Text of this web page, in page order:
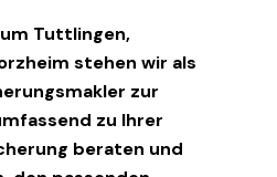
Tuttlingen,
stehen wir als
zur
zu Ihrer
beraten und